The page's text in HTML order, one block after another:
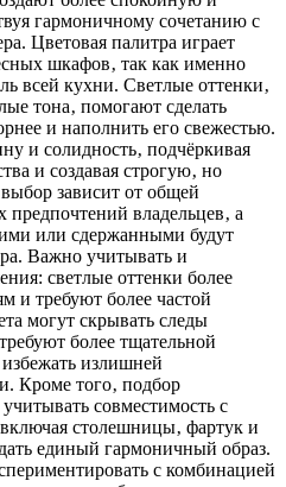
гармоничному сочетанию с
Цветовая палитра играет
шкафов‚ так как именно
всей кухни. Светлые оттенки‚
тона‚ помогают сделать
и наполнить его свежестью.
и солидность‚ подчёркивая
и создавая строгую‚ но
зависит от общей
владельцев‚ а
или сдержанными будут
Важно учитывать и
светлые оттенки более
и требуют более частой
могут скрывать следы
более тщательной
излишней
Кроме того‚ подбор
совместимость с
столешницы‚ фартук и
единый гармоничный образ.
с комбинацией